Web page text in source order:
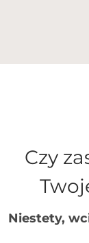
Czy
Niestety,